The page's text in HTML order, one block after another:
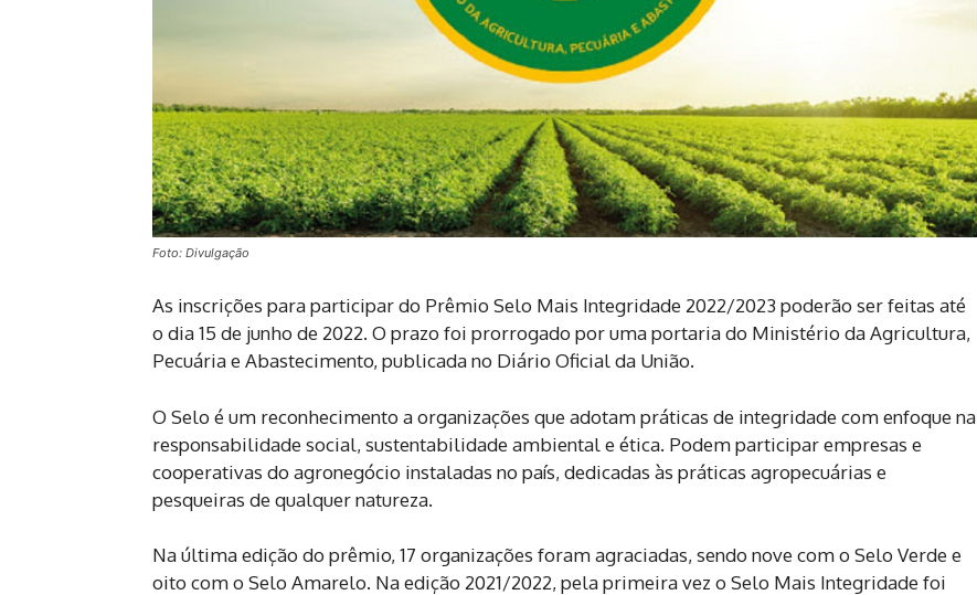
Foto: Divulgação
As inscrições para participar do Prêmio Selo Mais Integridade 2022/2023 poderão ser feitas até
o dia 15 de junho de 2022. O prazo foi prorrogado por uma portaria do Ministério da Agricultura,
Pecuária e Abastecimento, publicada no Diário Oficial da União.
O Selo é um reconhecimento a organizações que adotam práticas de integridade com enfoque na
responsabilidade social, sustentabilidade ambiental e ética. Podem participar empresas e
cooperativas do agronegócio instaladas no país, dedicadas às práticas agropecuárias e
pesqueiras de qualquer natureza.
Na última edição do prêmio, 17 organizações foram agraciadas, sendo nove com o Selo Verde e
oito com o Selo Amarelo. Na edição 2021/2022, pela primeira vez o Selo Mais Integridade foi